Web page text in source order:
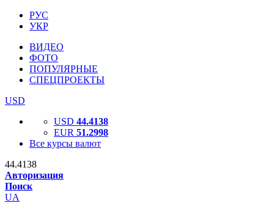
РУС
УКР
ВИДЕО
ФОТО
ПОПУЛЯРНЫЕ
СПЕЦПРОЕКТЫ
USD
USD 44.4138
EUR 51.2998
Все курсы валют
44.4138
Авторизация
Поиск
UA